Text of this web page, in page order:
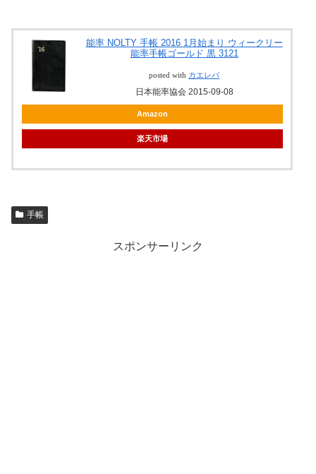
能率 NOLTY 手帳 2016 1月始まり ウィークリー
能率手帳ゴールド 黒 3121
posted with カエレバ
日本能率協会 2015-09-08
Amazon
楽天市場
手帳
スポンサーリンク